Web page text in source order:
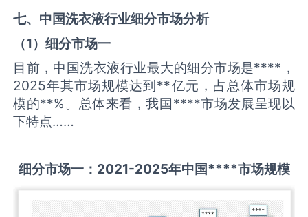
七、中国洗衣液行业细分市场分析
（1）细分市场一
目前，中国洗衣液行业最大的细分市场是****，
2025年其市场规模达到**亿元，占总体市场规
模的**%。总体来看，我国****市场发展呈现以
下特点……
细分市场一： 2021-2025年中国****市场规模